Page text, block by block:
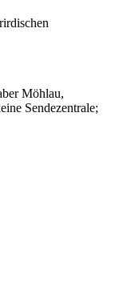
Möhlau,
Sendezentrale;